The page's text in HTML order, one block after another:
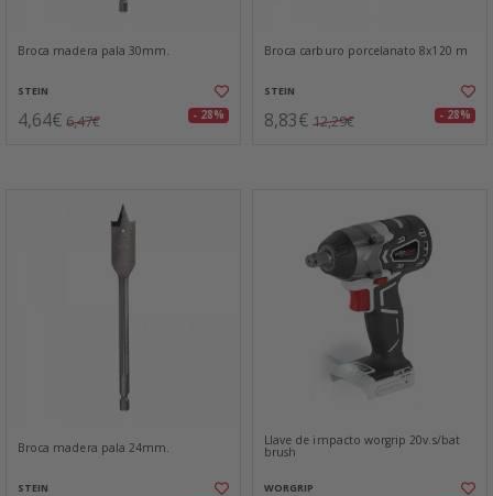
Broca madera pala 30mm.
STEIN
4,64€ 6,47€ - 28%
Broca carburo porcelanato 8x120 m
STEIN
8,83€ 12,29€ - 28%
Broca madera pala 24mm.
STEIN
Llave de impacto worgrip 20v.s/bat
brush
WORGRIP